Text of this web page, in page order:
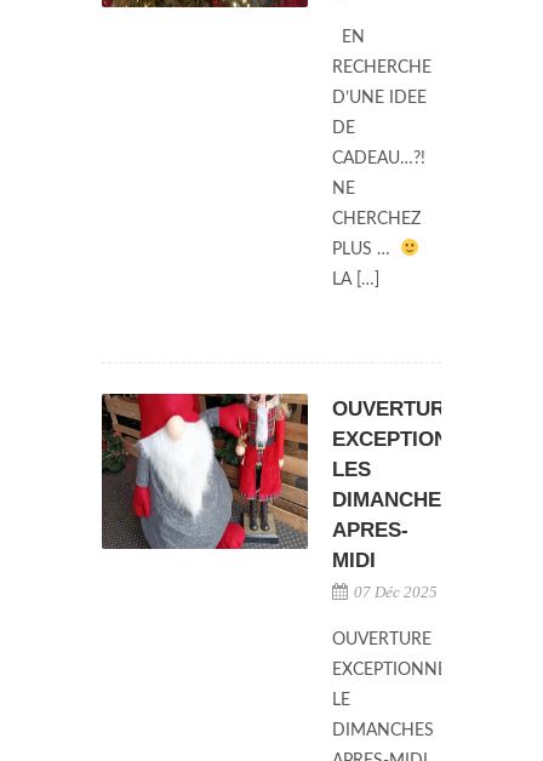
EN
RECHERCHE
D’UNE IDEE
DE
CADEAU…?!
NE
CHERCHEZ
PLUS …
LA […]
OUVERTURE
EXCEPTIONNELLE
LES
DIMANCHES
APRES-
MIDI
07 Déc 2025
OUVERTURE
EXCEPTIONNELLE
LE
DIMANCHES